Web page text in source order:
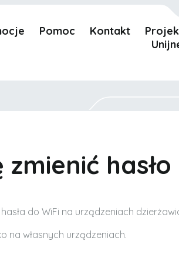
Pomoc Kontakt
zmienić
do WiFi na urządzeniach
na własnych urządzeniach.